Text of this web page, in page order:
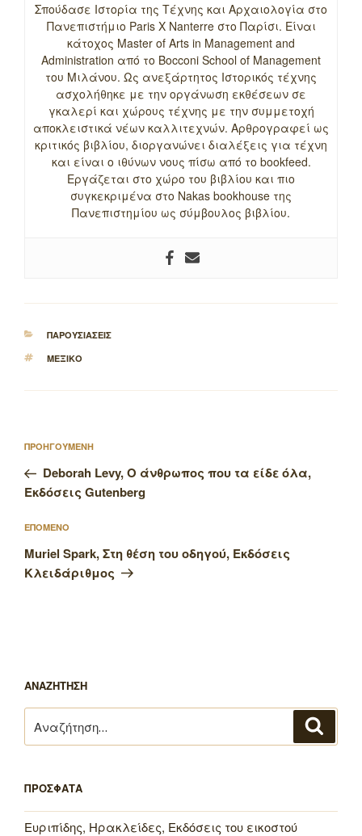
Σπούδασε Ιστορία της Τέχνης και Αρχαιολογία στο
Πανεπιστήμιο Paris X Nanterre στο Παρίσι. Είναι
κάτοχος Master of Arts in Management and
Administration από το Bocconi School of Management
του Μιλάνου. Ως ανεξάρτητος Ιστορικός τέχνης
ασχολήθηκε με την οργάνωση εκθέσεων σε
γκαλερί και χώρους τέχνης με την συμμετοχή
αποκλειστικά νέων καλλιτεχνών. Αρθρογραφεί ως
κριτικός βιβλίου, διοργανώνει διαλέξεις για τέχνη
και είναι ο ιθύνων νους πίσω από το bookfeed.
Εργάζεται στο χώρο του βιβλίου και πιο
συγκεκριμένα στο Nakas bookhouse της
Πανεπιστημίου ως σύμβουλος βιβλίου.
ΚΑΤΗΓΟΡΙΕΣ
ΠΑΡΟΥΣΙΑΣΕΙΣ
ΕΤΙΚΕΤΕΣ
ΜΕΞΙΚΟ
άρθρων
Προηγούμενο
άρθρο
ΠΡΟΗΓΟΥΜΕΝΗ
Deborah Levy, Ο άνθρωπος που τα είδε όλα,
Εκδόσεις Gutenberg
Επόμενο
άρθρο
ΕΠΟΜΕΝΟ
Muriel Spark, Στη θέση του οδηγού, Εκδόσεις
Κλειδάριθμος
ΑΝΑΖΗΤΗΣΗ
για:
ΠΡΟΣΦΑΤΑ
Ευριπίδης, Ηρακλείδες, Εκδόσεις του εικοστού